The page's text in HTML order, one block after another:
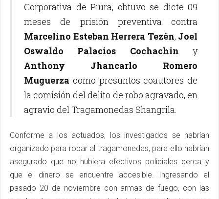
Corporativa de Piura, obtuvo se dicte 09
meses de prisión preventiva contra
Marcelino Esteban Herrera Tezén, Joel
Oswaldo Palacios Cochachin y
Anthony Jhancarlo Romero
Muguerza como presuntos coautores de
la comisión del delito de robo agravado, en
agravio del Tragamonedas Shangrila.
Conforme a los actuados, los investigados se habrían
organizado para robar al tragamonedas, para ello habrían
asegurado que no hubiera efectivos policiales cerca y
que el dinero se encuentre accesible. Ingresando el
pasado 20 de noviembre con armas de fuego, con las